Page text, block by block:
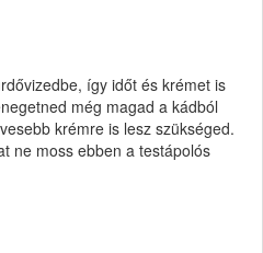
így időt és krémet is
még magad a kádból
krémre is lesz szükséged.
ne moss ebben a testápolós